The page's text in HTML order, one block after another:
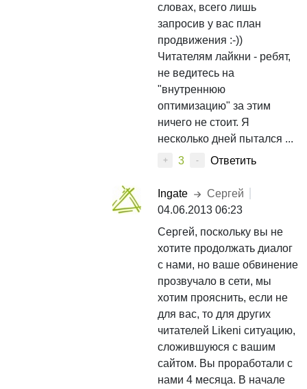
словах, всего лишь
запросив у вас план
продвижения :-))
Читателям лайкни - ребят,
не ведитесь на
"внутреннюю
оптимизацию" за этим
ничего не стоит. Я
несколько дней пытался ...
+ 3 - Ответить
Ingate
Сергей
04.06.2013 06:23
Сергей, поскольку вы не
хотите продолжать диалог
с нами, но ваше обвинение
прозвучало в сети, мы
хотим прояснить, если не
для вас, то для других
читателей Likeni ситуацию,
сложившуюся с вашим
сайтом. Вы проработали с
нами 4 месяца. В начале